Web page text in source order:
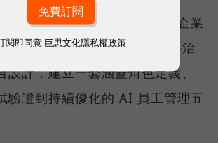
。真正決定 AI 員工能否進入企業
，在於治理。為此，ORRA 將治
設計，建立一套涵蓋角色定義、
驗證到持續優化的 AI 員工管理五
閱即同意 巨思文化隱私權政策